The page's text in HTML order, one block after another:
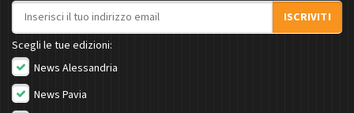
Indirizzo email
ISCRIVITI
Scegli le tue edizioni:
News Alessandria
News Pavia